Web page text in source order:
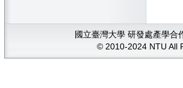
國立臺灣大學 研發處產學
© 2010-2024 NTU